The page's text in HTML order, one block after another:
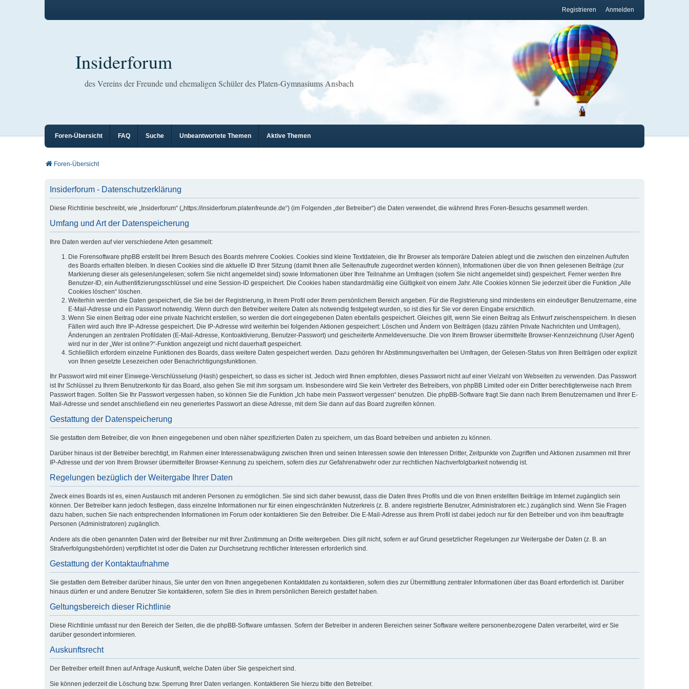
Anmelden
Registrieren
Insiderforum
des Vereins der Freunde und ehemaligen Schüler des Platen-Gymnasiums Ansbach
Foren-Übersicht FAQ Suche Unbeantwortete Themen Aktive Themen
Foren-Übersicht
Insiderforum - Datenschutzerklärung
Diese Richtlinie beschreibt, wie „Insiderforum“ („https://insiderforum.platenfreunde.de“) (im Folgenden „der Betreiber“) die Daten verwendet, die während Ihres Foren-Besuchs gesammelt werden.
Umfang und Art der Datenspeicherung
Ihre Daten werden auf vier verschiedene Arten gesammelt:
Die Forensoftware phpBB erstellt bei Ihrem Besuch des Boards mehrere Cookies. Cookies sind kleine Textdateien, die Ihr Browser als temporäre Dateien ablegt und die zwischen den einzelnen Aufrufen
des Boards erhalten bleiben. In diesen Cookies sind die aktuelle ID Ihrer Sitzung (damit Ihnen alle Seitenaufrufe zugeordnet werden können), Informationen über die von Ihnen gelesenen Beiträge (zur
Markierung dieser als gelesen/ungelesen; sofern Sie nicht angemeldet sind) sowie Informationen über Ihre Teilnahme an Umfragen (sofern Sie nicht angemeldet sind) gespeichert. Ferner werden Ihre
Benutzer-ID, ein Authentifizierungsschlüssel und eine Session-ID gespeichert. Die Cookies haben standardmäßig eine Gültigkeit von einem Jahr. Alle Cookies können Sie jederzeit über die Funktion „Alle
Cookies löschen“ löschen.
Weiterhin werden die Daten gespeichert, die Sie bei der Registrierung, in Ihrem Profil oder Ihrem persönlichem Bereich angeben. Für die Registrierung sind mindestens ein eindeutiger Benutzername, eine
E-Mail-Adresse und ein Passwort notwendig. Wenn durch den Betreiber weitere Daten als notwendig festgelegt wurden, so ist dies für Sie vor deren Eingabe ersichtlich.
Wenn Sie einen Beitrag oder eine private Nachricht erstellen, so werden die dort eingegebenen Daten ebenfalls gespeichert. Gleiches gilt, wenn Sie einen Beitrag als Entwurf zwischenspeichern. In diesen
Fällen wird auch Ihre IP-Adresse gespeichert. Die IP-Adresse wird weiterhin bei folgenden Aktionen gespeichert: Löschen und Ändern von Beiträgen (dazu zählen Private Nachrichten und Umfragen),
Änderungen an zentralen Profildaten (E-Mail-Adresse, Kontoaktivierung, Benutzer-Passwort) und gescheiterte Anmeldeversuche. Die von Ihrem Browser übermittelte Browser-Kennzeichnung (User Agent)
wird nur in der „Wer ist online?“-Funktion angezeigt und nicht dauerhaft gespeichert.
Schließlich erfordern einzelne Funktionen des Boards, dass weitere Daten gespeichert werden. Dazu gehören Ihr Abstimmungsverhalten bei Umfragen, der Gelesen-Status von Ihren Beiträgen oder explizit
von Ihnen gesetzte Lesezeichen oder Benachrichtigungsfunktionen.
Ihr Passwort wird mit einer Einwege-Verschlüsselung (Hash) gespeichert, so dass es sicher ist. Jedoch wird Ihnen empfohlen, dieses Passwort nicht auf einer Vielzahl von Webseiten zu verwenden. Das Passwort
ist Ihr Schlüssel zu Ihrem Benutzerkonto für das Board, also gehen Sie mit ihm sorgsam um. Insbesondere wird Sie kein Vertreter des Betreibers, von phpBB Limited oder ein Dritter berechtigterweise nach Ihrem
Passwort fragen. Sollten Sie Ihr Passwort vergessen haben, so können Sie die Funktion „Ich habe mein Passwort vergessen“ benutzen. Die phpBB-Software fragt Sie dann nach Ihrem Benutzernamen und Ihrer E-
Mail-Adresse und sendet anschließend ein neu generiertes Passwort an diese Adresse, mit dem Sie dann auf das Board zugreifen können.
Gestattung der Datenspeicherung
Sie gestatten dem Betreiber, die von Ihnen eingegebenen und oben näher spezifizierten Daten zu speichern, um das Board betreiben und anbieten zu können.
Darüber hinaus ist der Betreiber berechtigt, im Rahmen einer Interessenabwägung zwischen Ihren und seinen Interessen sowie den Interessen Dritter, Zeitpunkte von Zugriffen und Aktionen zusammen mit Ihrer
IP-Adresse und der von Ihrem Browser übermittelter Browser-Kennung zu speichern, sofern dies zur Gefahrenabwehr oder zur rechtlichen Nachverfolgbarkeit notwendig ist.
Regelungen bezüglich der Weitergabe Ihrer Daten
Zweck eines Boards ist es, einen Austausch mit anderen Personen zu ermöglichen. Sie sind sich daher bewusst, dass die Daten Ihres Profils und die von Ihnen erstellten Beiträge im Internet zugänglich sein
können. Der Betreiber kann jedoch festlegen, dass einzelne Informationen nur für einen eingeschränkten Nutzerkreis (z. B. andere registrierte Benutzer, Administratoren etc.) zugänglich sind. Wenn Sie Fragen
dazu haben, suchen Sie nach entsprechenden Informationen im Forum oder kontaktieren Sie den Betreiber. Die E-Mail-Adresse aus Ihrem Profil ist dabei jedoch nur für den Betreiber und von ihm beauftragte
Personen (Administratoren) zugänglich.
Andere als die oben genannten Daten wird der Betreiber nur mit Ihrer Zustimmung an Dritte weitergeben. Dies gilt nicht, sofern er auf Grund gesetzlicher Regelungen zur Weitergabe der Daten (z. B. an
Strafverfolgungsbehörden) verpflichtet ist oder die Daten zur Durchsetzung rechtlicher Interessen erforderlich sind.
Gestattung der Kontaktaufnahme
Sie gestatten dem Betreiber darüber hinaus, Sie unter den von Ihnen angegebenen Kontaktdaten zu kontaktieren, sofern dies zur Übermittlung zentraler Informationen über das Board erforderlich ist. Darüber
hinaus dürfen er und andere Benutzer Sie kontaktieren, sofern Sie dies in Ihrem persönlichen Bereich gestattet haben.
Geltungsbereich dieser Richtlinie
Diese Richtlinie umfasst nur den Bereich der Seiten, die die phpBB-Software umfassen. Sofern der Betreiber in anderen Bereichen seiner Software weitere personenbezogene Daten verarbeitet, wird er Sie
darüber gesondert informieren.
Auskunftsrecht
Der Betreiber erteilt Ihnen auf Anfrage Auskunft, welche Daten über Sie gespeichert sind.
Sie können jederzeit die Löschung bzw. Sperrung Ihrer Daten verlangen. Kontaktieren Sie hierzu bitte den Betreiber.